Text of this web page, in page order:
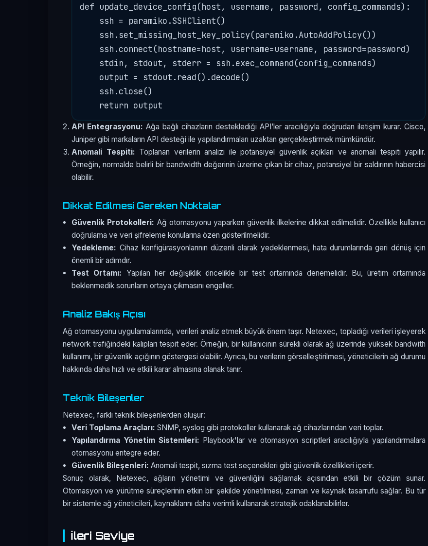
def update_device_config(host, username, password, config_commands):
    ssh = paramiko.SSHClient()
    ssh.set_missing_host_key_policy(paramiko.AutoAddPolicy())
    ssh.connect(hostname=host, username=username, password=password)
    stdin, stdout, stderr = ssh.exec_command(config_commands)
    output = stdout.read().decode()
    ssh.close()
API Entegrasyonu: Ağa bağlı cihazların desteklediği API’ler aracılığıyla doğrudan iletişim kurar. Cisco,
Juniper gibi markaların API desteği ile yapılandırmaları uzaktan gerçekleştirmek mümkündür.
Anomali Tespiti: Toplanan verilerin analizi ile potansiyel güvenlik açıkları ve anomali tespiti yapılır.
Örneğin, normalde belirli bir bandwidth değerinin üzerine çıkan bir cihaz, potansiyel bir saldırının habercisi
olabilir.
Dikkat Edilmesi Gereken Noktalar
Güvenlik Protokolleri: Ağ otomasyonu yaparken güvenlik ilkelerine dikkat edilmelidir. Özellikle kullanıcı
doğrulama ve veri şifreleme konularına özen gösterilmelidir.
Yedekleme: Cihaz konfigürasyonlarının düzenli olarak yedeklenmesi, hata durumlarında geri dönüş için
önemli bir adımdır.
Test Ortamı: Yapılan her değişiklik öncelikle bir test ortamında denemelidir. Bu, üretim ortamında
beklenmedik sorunların ortaya çıkmasını engeller.
Analiz Bakış Açısı
Ağ otomasyonu uygulamalarında, verileri analiz etmek büyük önem taşır. Netexec, topladığı verileri işleyerek
network trafiğindeki kalıpları tespit eder. Örneğin, bir kullanıcının sürekli olarak ağ üzerinde yüksek bandwith
kullanımı, bir güvenlik açığının göstergesi olabilir. Ayrıca, bu verilerin görselleştirilmesi, yöneticilerin ağ durumu
hakkında daha hızlı ve etkili karar almasına olanak tanır.
Teknik Bileşenler
Netexec, farklı teknik bileşenlerden oluşur:
Veri Toplama Araçları: SNMP, syslog gibi protokoller kullanarak ağ cihazlarından veri toplar.
Yapılandırma Yönetim Sistemleri: Playbook'lar ve otomasyon scriptleri aracılığıyla yapılandırmalara
otomasyonu entegre eder.
Güvenlik Bileşenleri: Anomali tespit, sızma test seçenekleri gibi güvenlik özellikleri içerir.
Sonuç olarak, Netexec, ağların yönetimi ve güvenliğini sağlamak açısından etkili bir çözüm sunar.
Otomasyon ve yürütme süreçlerinin etkin bir şekilde yönetilmesi, zaman ve kaynak tasarrufu sağlar. Bu tür
bir sistemle ağ yöneticileri, kaynaklarını daha verimli kullanarak stratejik odaklanabilirler.
İleri Seviye